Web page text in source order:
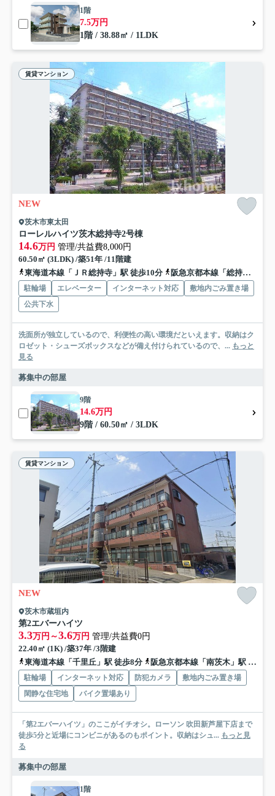
1階
7.5万円
1階 / 38.88㎡ / 1LDK
賃貸マンション
NEW
茨木市東太田
ローレルハイツ茨木総持寺2号棟
14.6万円 管理/共益費8,000円
60.50㎡ (3LDK) /築51年 /11階建
東海道本線「ＪＲ総持寺」駅 徒歩10分
阪急京都本線「総持寺」駅 徒歩16分
駐輪場 エレベーター インターネット対応
敷地内ごみ置き場
公共下水
洗面所が独立しているので、利便性の高い環境だといえます。収納はク
ロゼット・シューズボックスなどが備え付けられているので、... もっと
見る
募集中の部屋
9階
14.6万円
9階 / 60.50㎡ / 3LDK
賃貸マンション
NEW
茨木市蔵垣内
第2エバーハイツ
3.3万円～3.6万円 管理/共益費0円
22.40㎡ (1K) /築37年 /3階建
東海道本線「千里丘」駅 徒歩8分
阪急京都本線「南茨木」駅 徒歩15分
駐輪場 インターネット対応 防犯カメラ
敷地内ごみ置き場
閑静な住宅地
バイク置場あり
「第2エバーハイツ」のここがイチオシ。ローソン 吹田新芦屋下店まで
徒歩5分と近場にコンビニがあるのもポイント。収納はシュ... もっと見
る
募集中の部屋
1階